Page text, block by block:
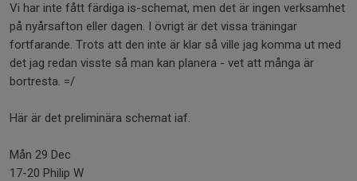
Vi har inte fått färdiga is-schemat, men det är ingen verksamhet
på nyårsafton eller dagen. I övrigt är det vissa träningar
fortfarande. Trots att den inte är klar så ville jag komma ut med
det jag redan visste så man kan planera - vet att många är
bortresta. =/
Här är det preliminära schemat iaf.
Mån 29 Dec
17-20 Philip W